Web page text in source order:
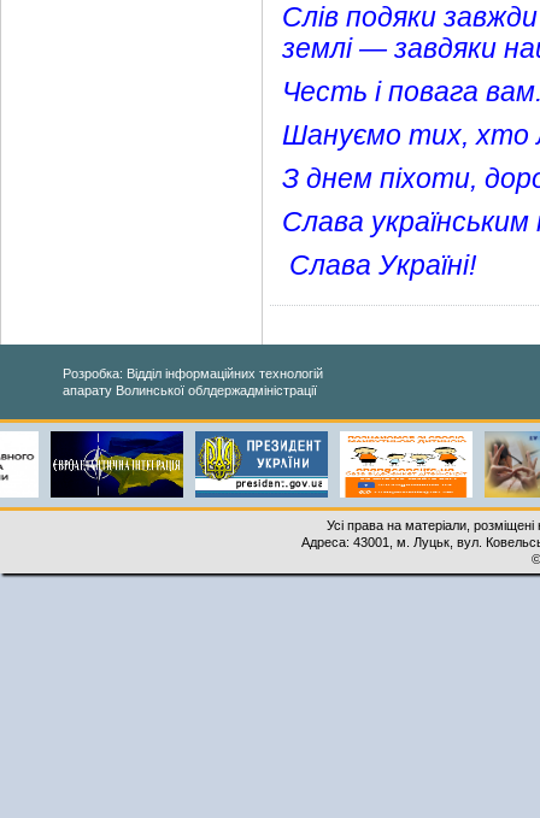
Слів подяки
землі — завдяки
Честь і повага
Шануємо тих, хто
З днем піхоти,
Слава
Слава Україні!
Розробка: Відділ інформаційних технологій
апарату Волинської облдержадміністрації
Усі права на матеріали,
Адреса: 43001, м. Луцьк, вул.